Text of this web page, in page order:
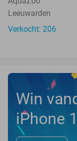
Leeuwarden
Verkocht: 206
Win
iPhone